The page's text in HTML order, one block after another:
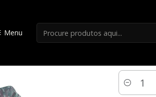
Menu
|
Quantidade